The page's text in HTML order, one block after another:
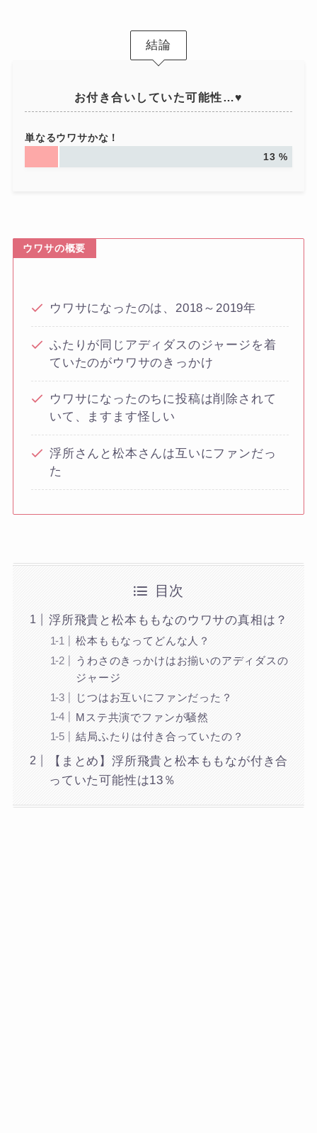
結論
お付き合いしていた可能性…♥
単なるウワサかな！
13 %
ウワサの概要
ウワサになったのは、2018～2019年
ふたりが同じアディダスのジャージを着
ていたのがウワサのきっかけ
ウワサになったのちに投稿は削除されて
いて、ますます怪しい
浮所さんと松本さんは互いにファンだっ
た
目次
浮所飛貴と松本ももなのウワサの真相は？
松本ももなってどんな人？
うわさのきっかけはお揃いのアディダスの
ジャージ
じつはお互いにファンだった？
Mステ共演でファンが騒然
結局ふたりは付き合っていたの？
【まとめ】浮所飛貴と松本ももなが付き合
っていた可能性は13％